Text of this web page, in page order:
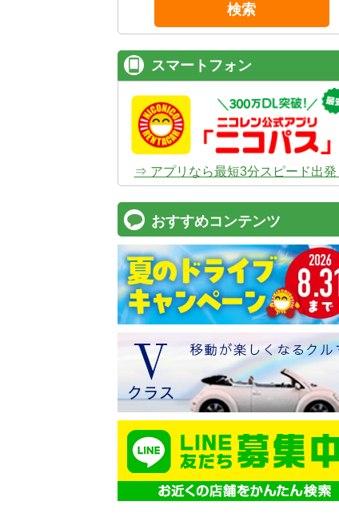
検索
スマートフォン
⇒ アプリなら最短3分スピード出発
おすすめコンテンツ